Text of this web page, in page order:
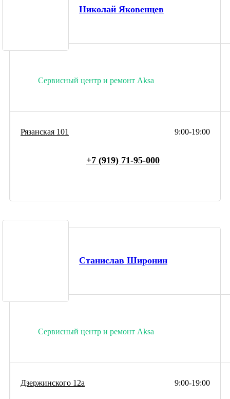
Николай Яковенцев
Сервисный центр и ремонт Aksa
9:00-19:00
Рязанская 101
+7 (919) 71-95-000
Станислав Широнин
Сервисный центр и ремонт Aksa
9:00-19:00
Дзержинского 12а